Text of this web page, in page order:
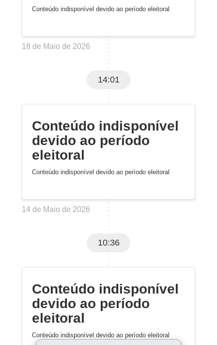
Conteúdo indisponível devido ao período eleitoral
18 de Maio de 2026
14:01
Conteúdo indisponível
devido ao período
eleitoral
Conteúdo indisponível devido ao período eleitoral
14 de Maio de 2026
10:36
Conteúdo indisponível
devido ao período
eleitoral
Conteúdo indisponível devido ao período eleitoral